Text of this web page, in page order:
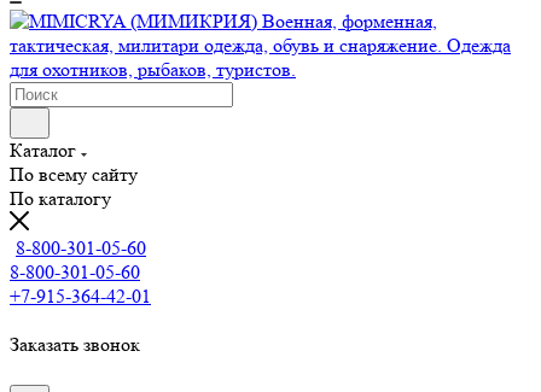
Каталог
По всему сайту
По каталогу
8-800-301-05-60
8-800-301-05-60
+7-915-364-42-01
Заказать звонок